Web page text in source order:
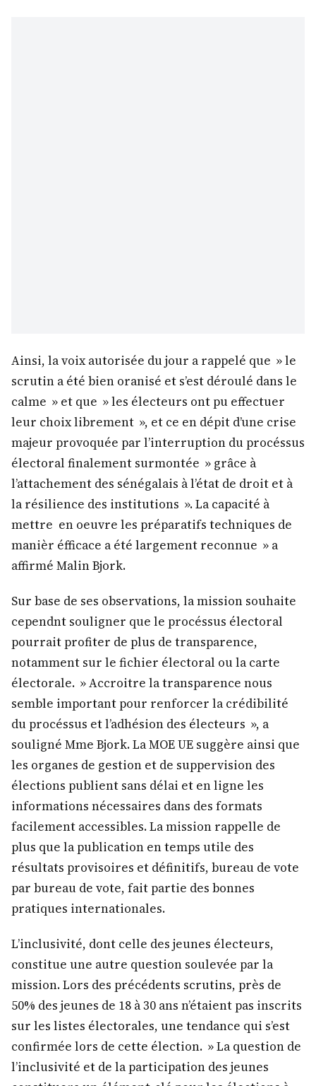
Ainsi, la voix autorisée du jour a rappelé que » le
scrutin a été bien oranisé et s’est déroulé dans le
calme » et que » les électeurs ont pu effectuer
leur choix librement », et ce en dépit d’une crise
majeur provoquée par l’interruption du procéssus
électoral finalement surmontée » grâce à
l’attachement des sénégalais à l’état de droit et à
la résilience des institutions ». La capacité à
mettre en oeuvre les préparatifs techniques de
manièr éfficace a été largement reconnue » a
affirmé Malin Bjork.
Sur base de ses observations, la mission souhaite
cependnt souligner que le procéssus électoral
pourrait profiter de plus de transparence,
notamment sur le fichier électoral ou la carte
électorale. » Accroitre la transparence nous
semble important pour renforcer la crédibilité
du procéssus et l’adhésion des électeurs », a
souligné Mme Bjork. La MOE UE suggère ainsi que
les organes de gestion et de suppervision des
élections publient sans délai et en ligne les
informations nécessaires dans des formats
facilement accessibles. La mission rappelle de
plus que la publication en temps utile des
résultats provisoires et définitifs, bureau de vote
par bureau de vote, fait partie des bonnes
pratiques internationales.
L’inclusivité, dont celle des jeunes électeurs,
constitue une autre question soulevée par la
mission. Lors des précédents scrutins, près de
50% des jeunes de 18 à 30 ans n’étaient pas inscrits
sur les listes électorales, une tendance qui s’est
confirmée lors de cette élection. » La question de
l’inclusivité et de la participation des jeunes